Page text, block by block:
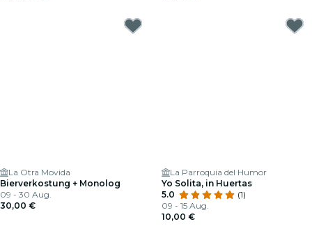
La Otra Movida
Bierverkostung + Monolog
09 - 30 Aug.
30,00 €
La Parroquia del Humor
Yo Solita, in Huertas
5.0
(1)
09 - 15 Aug.
10,00 €